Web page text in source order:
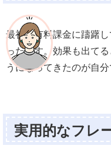
最初は有料課金に躊躇
ったです。効果も出て
うになってきたのが自分
実用的なフレ